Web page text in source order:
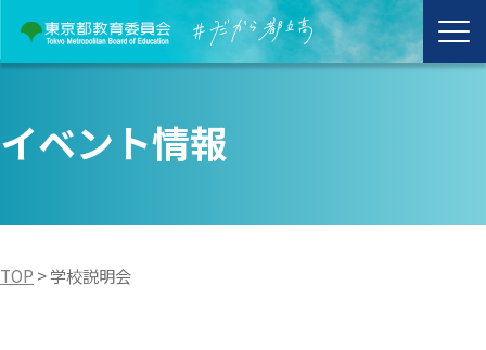
イベント情報
TOP >学校説明会